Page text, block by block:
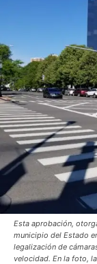
Esta aprobación,
municipio del Estado
legalización de
velocidad. En la foto,